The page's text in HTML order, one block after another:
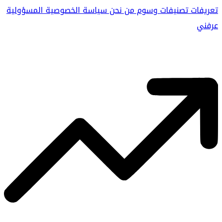
تعريفاتتصنيفاتوسوممن نحنسياسة الخصوصيةالمسؤولية
عرفني